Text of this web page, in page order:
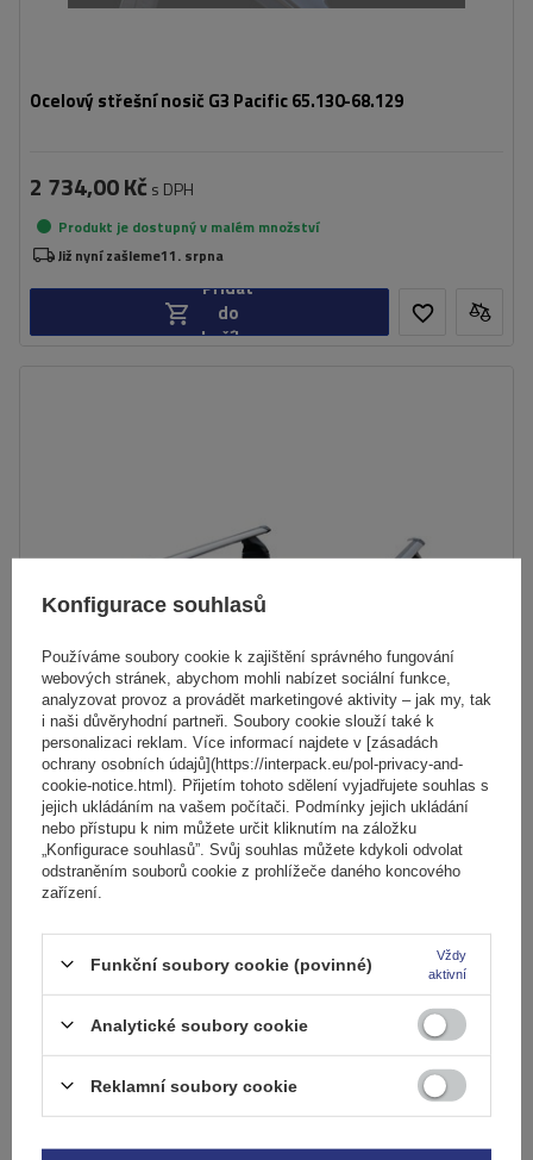
Ocelový střešní nosič G3 Pacific 65.130-68.129
2 734,00 Kč s DPH
Produkt je dostupný v malém množství
Již nyní zašleme11. srpna
Přidat
do
košíku
Hliníkový střešní nosič G3 Pacific Aero 64.230-68.129
4 773,00 Kčs DPH
Produkt je dostupný v malém množství
Přidat
do
DOČASNĚ NEDOSTUPNÉ
Konfigurace souhlasů
Používáme soubory cookie k zajištění správného fungování
webových stránek, abychom mohli nabízet sociální funkce,
analyzovat provoz a provádět marketingové aktivity – jak my, tak
i naši důvěryhodní partneři. Soubory cookie slouží také k
personalizaci reklam. Více informací najdete v [zásadách
ochrany osobních údajů](https://interpack.eu/pol-privacy-and-
cookie-notice.html). Přijetím tohoto sdělení vyjadřujete souhlas s
jejich ukládáním na vašem počítači. Podmínky jejich ukládání
nebo přístupu k nim můžete určit kliknutím na záložku
„Konfigurace souhlasů”. Svůj souhlas můžete kdykoli odvolat
odstraněním souborů cookie z prohlížeče daného koncového
zařízení.
Funkční soubory cookie (povinné)
Vždy
aktivní
Analytické soubory cookie
Reklamní soubory cookie